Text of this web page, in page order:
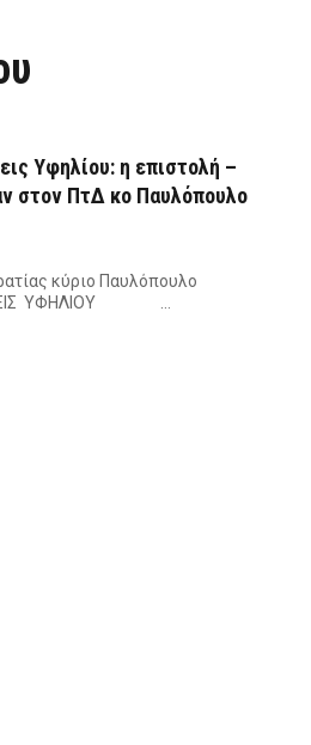
Υφηλίου: η επιστολή –
στον ΠτΔ κο Παυλόπουλο
κύριο Παυλόπουλο
ΥΦΗΛΙΟΥ …